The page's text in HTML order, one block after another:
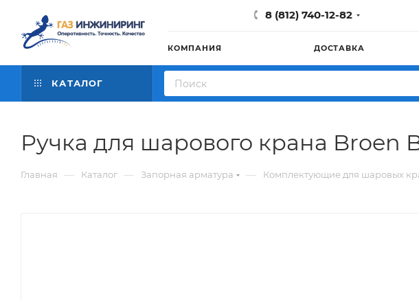
8 (812) 740-12-82
КОМПАНИЯ ДОСТАВКА
КАТАЛОГ
Ручка для шарового крана Broen
Главная — Каталог — Запорная арматура — Комплектующие для шаровых